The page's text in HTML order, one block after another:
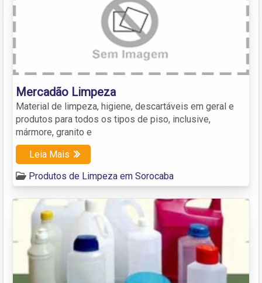
Mercadão Limpeza
Material de limpeza, higiene, descartáveis em geral e
produtos para todos os tipos de piso, inclusive,
mármore, granito e
Leia Mais
Produtos de Limpeza em Sorocaba